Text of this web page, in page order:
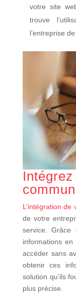
votre site
trouve
l’entreprise
L’intégration de
de votre
service.
informations
accéder sans
obtenir ces
solution qu’ils
plus précise.